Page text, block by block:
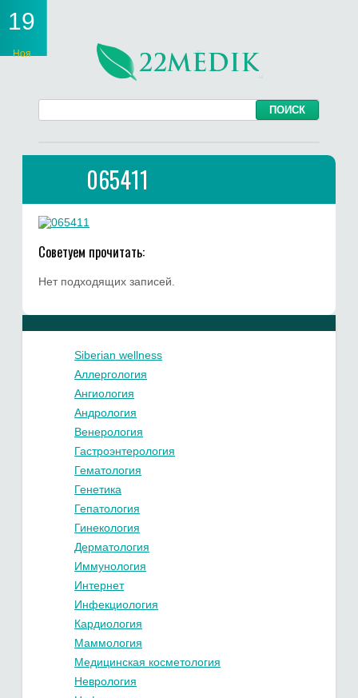
19
Ноя
065411
Советуем прочитать:
Нет подходящих записей.
Siberian wellness
Аллергология
Ангиология
Андрология
Венерология
Гастроэнтерология
Гематология
Генетика
Гепатология
Гинекология
Дерматология
Иммунология
Интернет
Инфекциология
Кардиология
Маммология
Медицинская косметология
Неврология